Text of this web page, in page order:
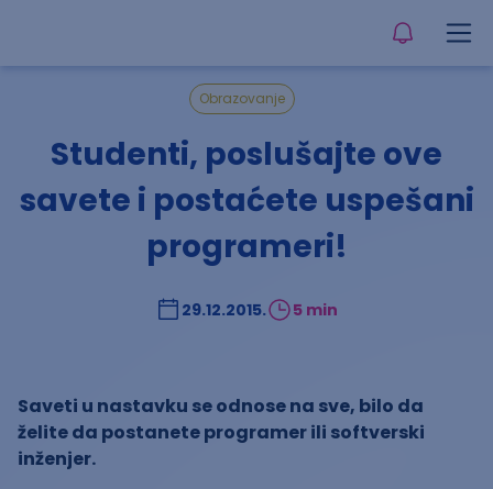
Obrazovanje
Studenti, poslušajte ove
savete i postaćete uspešani
programeri!
29.12.2015. 5 min
Saveti u nastavku se odnose na sve, bilo da
želite da postanete programer ili softverski
inženjer.